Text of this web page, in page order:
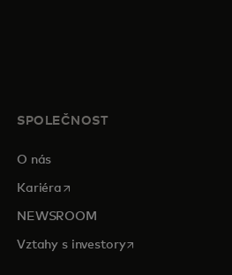
SPOLEČNOST
O nás
Kariéra opens in a new tab
NEWSROOM
Vztahy s investoryopens in a new tab